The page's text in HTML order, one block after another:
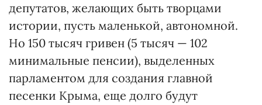
депутатов, желающих быть творцами
истории, пусть маленькой, автономной.
Но 150 тысяч гривен (5 тысяч — 102
минимальные пенсии), выделенных
парламентом для создания главной
песенки Крыма, еще долго будут